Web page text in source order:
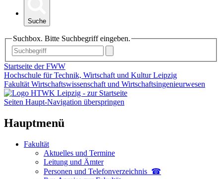
Suche
Suchbox. Bitte Suchbegriff eingeben.
Startseite der FWW
Hochschule für Technik, Wirtschaft und Kultur Leipzig
Fakultät Wirtschaftswissenschaft und Wirtschaftsingenieurwesen
Seiten Haupt-Navigation überspringen
Hauptmenü
Fakultät
Aktuelles und Termine
Leitung und Ämter
Personen und Telefon­verzeichnis ☎